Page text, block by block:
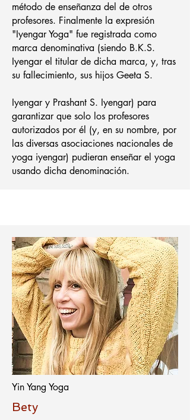
método de enseñanza del de otros
profesores. Finalmente la expresión
"Iyengar Yoga" fue registrada como
marca denominativa (siendo B.K.S.
Iyengar el titular de dicha marca, y, tras
su fallecimiento, sus hijos Geeta S.
Iyengar y Prashant S. Iyengar) para
garantizar que solo los profesores
autorizados por él (y, en su nombre, por
las diversas asociaciones nacionales de
yoga iyengar) pudieran enseñar el yoga
usando dicha denominación.
Yin Yang Yoga
Bety